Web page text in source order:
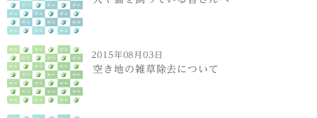
2015年08月03日
空き地の雑草除去について